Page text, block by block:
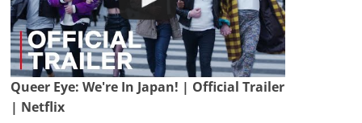
Queer Eye: We're In Japan! | Official Trailer
| Netflix